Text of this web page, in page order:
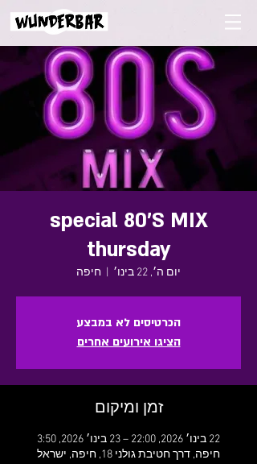
special 80'S MIX
thursday
יום ה׳, 22 בינו׳ חיפה
הכרטיסים לא במבצע
הציגו אירועים אחרים
זמן ומיקום
22 בינו׳ 2026, 22:00 – 23 בינו׳ 2026, 3:50
חיפה, דרך חטיבת גולני 18, חיפה, ישראל